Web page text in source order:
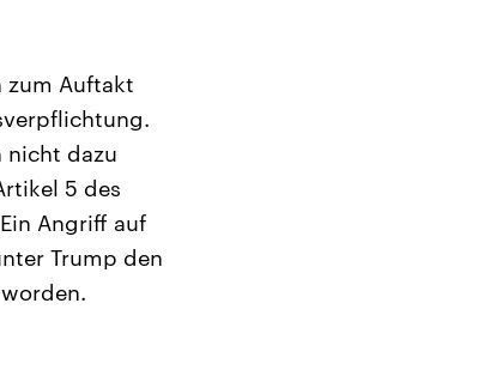
zum Auftakt
nicht dazu
5 des
Angriff auf
Trump den